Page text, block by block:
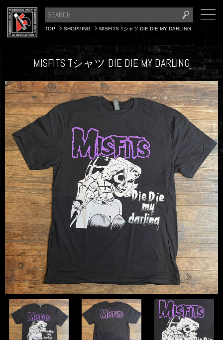
TOP SHOPPING MISFITS Tシャツ DIE DIE MY DARLING
MISFITS Tシャツ DIE DIE MY DARLING